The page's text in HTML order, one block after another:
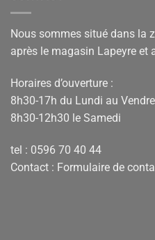
Nous sommes situé dans la
après le magasin Lapeyre et
Horaires d’ouverture :
8h30-17h du Lundi au
8h30-12h30 le Samedi
tel : 0596 70 40 44
Contact : Formulaire de